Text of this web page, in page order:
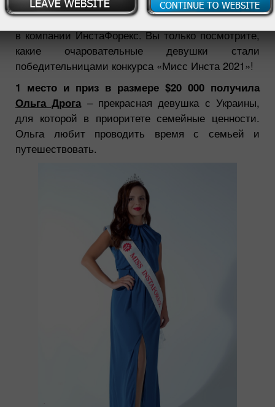
Настоящийпраздник красоты и грациисостоялся
в компании ИнстаФорекс. Вы только посмотрите,
какие очаровательные девушки стали
победительницами конкурса «Мисс Инста 2021»!
1 место и приз в размере $20 000 получила
Ольга Дрога– прекрасная девушка с Украины,
для которой в приоритете семейные ценности.
Ольга любит проводить время с семьей и
путешествовать.